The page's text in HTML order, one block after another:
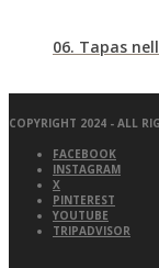
06. Tapas
COPYRIGHT 2024 - ALL
FACEBOOK
INSTAGRAM
X
PINTEREST
YOUTUBE
TRIPADVISOR